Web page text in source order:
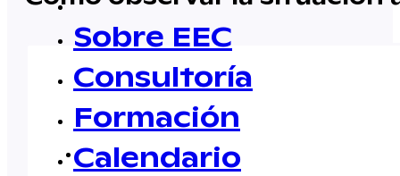
Sobre EEC
Consultoría
Formación
Calendario